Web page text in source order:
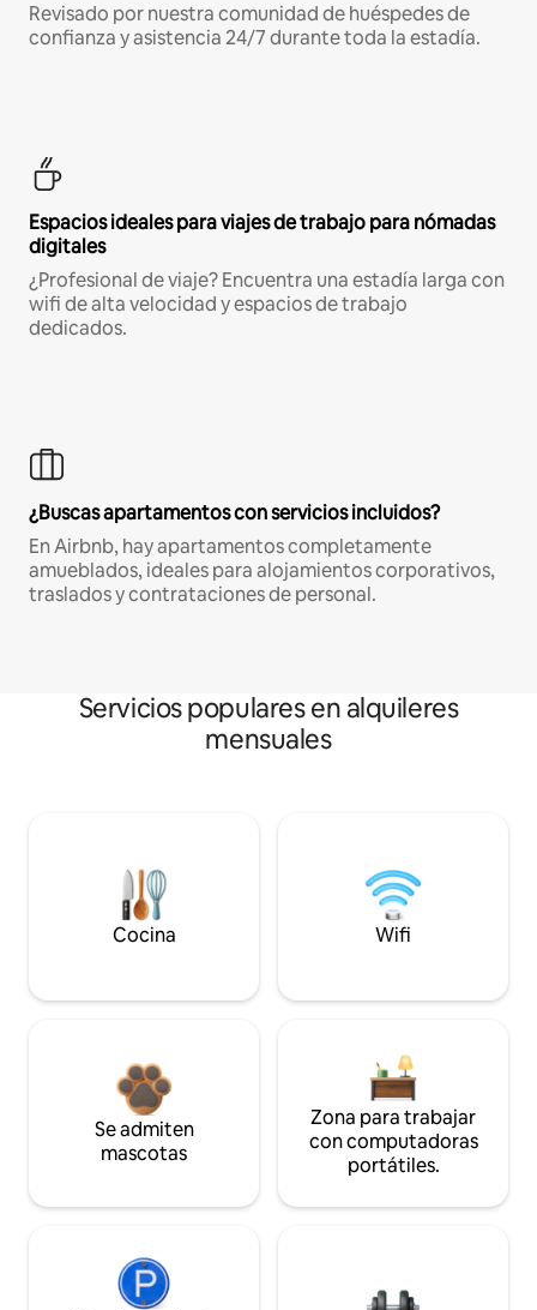
Revisado por nuestra comunidad de huéspedes de
confianza y asistencia 24/7 durante toda la estadía.
Espacios ideales para viajes de trabajo para nómadas
digitales
¿Profesional de viaje? Encuentra una estadía larga con
wifi de alta velocidad y espacios de trabajo
dedicados.
¿Buscas apartamentos con servicios incluidos?
En Airbnb, hay apartamentos completamente
amueblados, ideales para alojamientos corporativos,
traslados y contrataciones de personal.
Servicios populares en alquileres
mensuales
Cocina Wifi
Se admiten
mascotas
Zona para trabajar
con computadoras
portátiles.